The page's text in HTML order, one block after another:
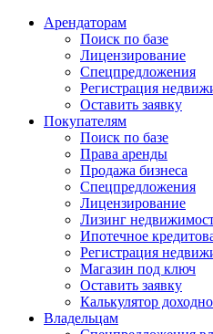
Арендаторам
Поиск по базе
Лицензирование
Спецпредложения
Регистрация
Оставить заявку
Покупателям
Поиск по базе
Права аренды
Продажа бизнеса
Спецпредложения
Лицензирование
Лизинг
Ипотечное
Регистрация
Магазин под ключ
Оставить заявку
Калькулятор
Владельцам